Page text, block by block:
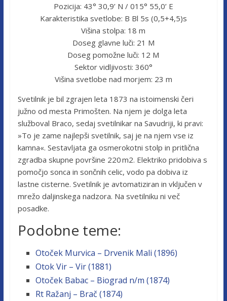
Pozicija: 43° 30,9’ N / 015° 55,0’ E
Karakteristika svetlobe: B Bl 5s (0,5+4,5)s
Višina stolpa: 18 m
Doseg glavne luči: 21 M
Doseg pomožne luči: 12 M
Sektor vidljivosti: 360°
Višina svetlobe nad morjem: 23 m
Svetilnik je bil zgrajen leta 1873 na istoimenski čeri
južno od mesta Primošten. Na njem je dolga leta
služboval Braco, sedaj svetilnikar na Savudriji, ki pravi:
»To je zame najlepši svetilnik, saj je na njem vse iz
kamna«. Sestavljata ga osmerokotni stolp in pritlična
zgradba skupne površine 220 m2. Elektriko pridobiva s
pomočjo sonca in sončnih celic, vodo pa dobiva iz
lastne cisterne. Svetilnik je avtomatiziran in vključen v
mrežo daljinskega nadzora. Na svetilniku ni več
posadke.
Podobne teme:
Otoček Murvica – Drvenik Mali (1896)
Otok Vir – Vir (1881)
Otoček Babac – Biograd n/m (1874)
Rt Ražanj – Brač (1874)